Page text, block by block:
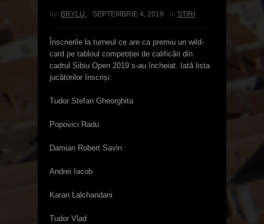
by: BRYLU SEPTEMBRIE 4, 2019 in STIRI
Înscrierile la turneul ce are ca premiu un wild-
card pe tabloul competiției de calificări din
cadrul Sibiu Open 2019 s-au încheiat. Iată lista
jucătorilor înscriși:
Tudor Stefan Gheorghita
Popovici Radu
Damian Robert Savin
Andrei Iacob
Karan Lalchandani
Tudor Vlad